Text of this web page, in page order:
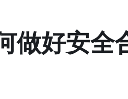
做好安全